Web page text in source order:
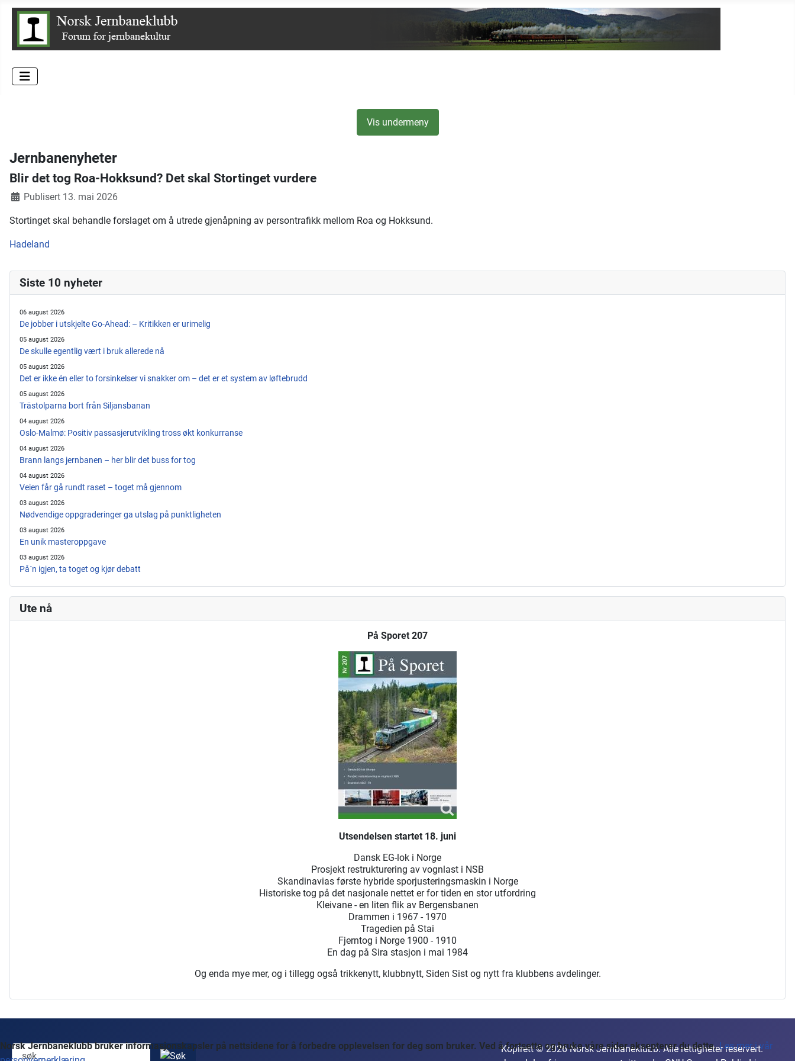
Vis undermeny
Jernbanenyheter
Blir det tog Roa-Hokksund? Det skal Stortinget vurdere
Publisert 13. mai 2026
Stortinget skal behandle forslaget om å utrede gjenåpning av persontrafikk mellom Roa og Hokksund.
Hadeland
Siste 10 nyheter
06 august 2026
De jobber i utskjelte Go-Ahead: – Kritikken er urimelig
05 august 2026
De skulle egentlig vært i bruk allerede nå
05 august 2026
Det er ikke én eller to forsinkelser vi snakker om – det er et system av løftebrudd
05 august 2026
Trästolparna bort från Siljansbanan
04 august 2026
Oslo-Malmø: Positiv passasjerutvikling tross økt konkurranse
04 august 2026
Brann langs jernbanen – her blir det buss for tog
04 august 2026
Veien får gå rundt raset – toget må gjennom
03 august 2026
Nødvendige oppgraderinger ga utslag på punktligheten
03 august 2026
En unik masteroppgave
03 august 2026
På´n igjen, ta toget og kjør debatt
Ute nå
På Sporet 207
Utsendelsen startet 18. juni
Dansk EG-lok i Norge
Prosjekt restrukturering av vognlast i NSB
Skandinavias første hybride sporjusteringsmaskin i Norge
Historiske tog på det nasjonale nettet er for tiden en stor utfordring
Kleivane - en liten flik av Bergensbanen
Drammen i 1967 - 1970
Tragedien på Stai
Fjerntog i Norge 1900 - 1910
En dag på Sira stasjon i mai 1984
Og enda mye mer, og i tillegg også trikkenytt, klubbnytt, Siden Sist og nytt fra klubbens avdelinger.
Kopirett © 2026 Norsk Jernbaneklubb. Alle rettigheter reservert.
Norsk Jernbaneklubb bruker informasjonskapsler på nettsidene for å forbedre opplevelsen for deg som bruker. Ved å fortsette og bruke våre sider aksepterer du dette. Les mer i vår